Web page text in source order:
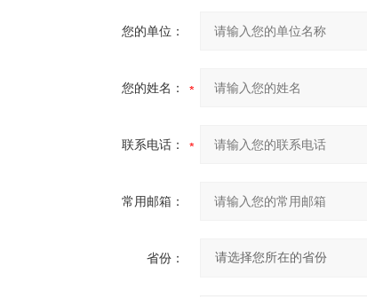
您的单位：
您的姓名：
联系电话：
常用邮箱：
省份：